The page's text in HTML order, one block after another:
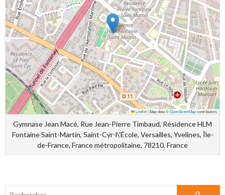
Leaflet|Map data ©OpenStreetMapcontributors
Gymnase Jean Macé, Rue Jean-Pierre Timbaud, Résidence HLM
Fontaine Saint-Martin, Saint-Cyr-l\'École, Versailles, Yvelines, Île-
de-France, France métropolitaine, 78210, France
Rechercher :